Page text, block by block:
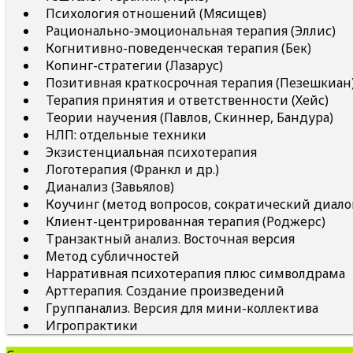
Психология отношений (Мясищев)
Рационально-эмоциональная терапия (Эллис)
Когнитивно-поведенческая терапия (Бек)
Копинг-стратегии (Лазарус)
Позитивная краткосрочная терапия
Терапия принятия и ответственности (Хейс)
Теории научения (Павлов, Скиннер, Бандура)
НЛП: отдельные техники
Экзистенциальная психотерапия
Логотерапия (Франкл и др.)
Дианализ (Завьялов)
Коучинг (метод вопросов, сократический
Клиент-центрированная терапия (Роджерс)
Транзактный анализ. Восточная версия
Метод субличностей
Нарративная психотерапия плюс символдрама
Арттерапия. Создание произведений
Группанализ. Версия для мини-коллектива
Игропрактики